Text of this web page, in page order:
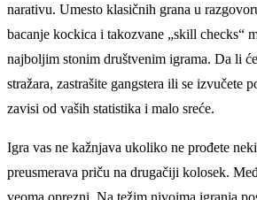
narativu. Umesto klasičnih grana u
bacanje kockica i takozvane „skill checks“
najboljim stonim društvenim igrama. Da li
stražara, zastrašite gangstera ili se izvučete
zavisi od vaših statistika i malo sreće.
Igra vas ne kažnjava ukoliko ne prođete
preusmerava priču na drugačiji kolosek.
veoma oprezni. Na težim nivoima igranja